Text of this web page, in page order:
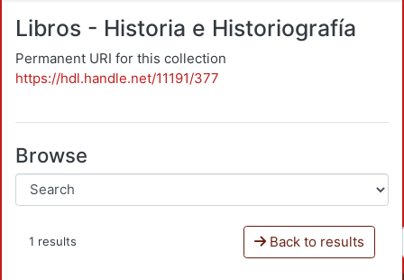
Libros - Historia e Historiografía
Permanent URI for this collection
https://hdl.handle.net/11191/377
Browse
1 results Back to results